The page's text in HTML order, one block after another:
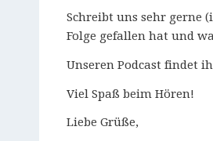
Schreibt uns sehr gerne
Folge gefallen hat und
Unseren Podcast findet
Viel Spaß beim Hören!
Liebe Grüße,